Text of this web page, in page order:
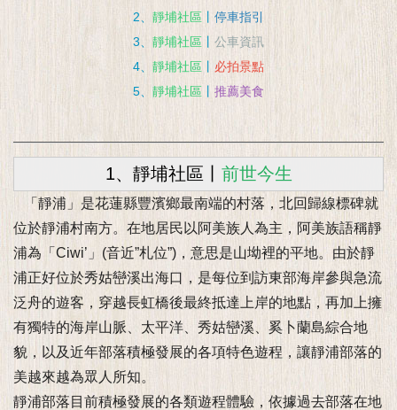
2、 靜埔社區
停車指引
3、 靜埔社區
公車資訊
4、 靜埔社區
必拍景點
5、 靜埔社區 推薦美食
1、靜埔社區丨 前世今生
「靜浦」是花蓮縣豐濱鄉最南端的村落，北回歸線標碑就
位於靜浦村南方。在地居民以阿美族人為主，阿美族語稱靜
浦為「Ciwi’」(音近”札位”)，意思是山坳裡的平地。由於靜
浦正好位於秀姑巒溪出海口，是每位到訪東部海岸參與急流
泛舟的遊客，穿越長虹橋後最終抵達上岸的地點，再加上擁
有獨特的海岸山脈、太平洋、秀姑巒溪、奚卜蘭島綜合地
貌，以及近年部落積極發展的各項特色遊程，讓靜浦部落的
美越來越為眾人所知。
靜浦部落目前積極發展的各類遊程體驗，依據過去部落在地